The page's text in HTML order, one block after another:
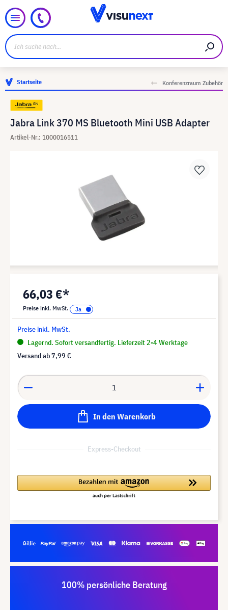
Startseite Konferenzraum Zubehör
Jabra Link 370 MS Bluetooth Mini USB Adapter
Artikel-Nr.: 1000016511
66,03 €*
Preise inkl. MwSt.
Preise inkl. MwSt.
Lagernd. Sofort versandfertig. Lieferzeit 2-4 Werktage
Versand ab7,99 €
In den Warenkorb
Express-Checkout
100% persönliche Beratung